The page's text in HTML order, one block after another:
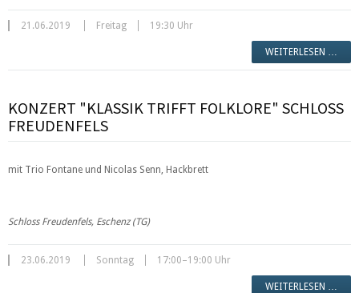
21.06.2019 Freitag 19:30 Uhr
WEITERLESEN …
KONZERT "KLASSIK TRIFFT FOLKLORE" SCHLOSS
FREUDENFELS
mit Trio Fontane und Nicolas Senn, Hackbrett
Schloss Freudenfels, Eschenz (TG)
23.06.2019 Sonntag 17:00–19:00 Uhr
WEITERLESEN …